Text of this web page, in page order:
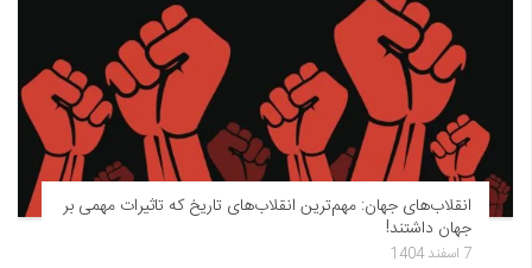
انقلاب‌های جهان: مهم‌ترین انقلاب‌های تاریخ که تاثیرات مهمی بر
جهان داشتند!
7 اسفند 1404